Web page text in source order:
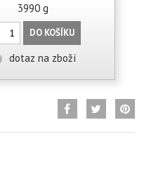
3990 g
DO KOŠÍKU
dotaz na zboží